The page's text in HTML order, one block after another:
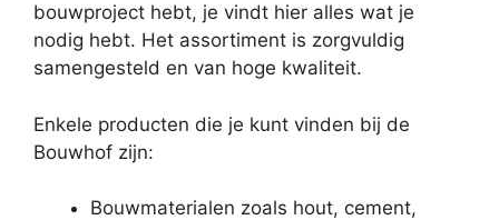
bouwproject hebt, je vindt hier alles wat je
nodig hebt. Het assortiment is zorgvuldig
samengesteld en van hoge kwaliteit.
Enkele producten die je kunt vinden bij de
Bouwhof zijn:
Bouwmaterialen zoals hout, cement,